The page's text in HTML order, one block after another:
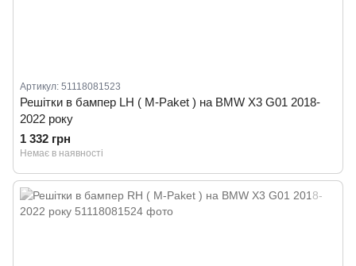
Артикул: 51118081523
Решітки в бампер LH ( M-Paket ) на BMW X3 G01 2018-
2022 року
1 332 грн
Немає в наявності